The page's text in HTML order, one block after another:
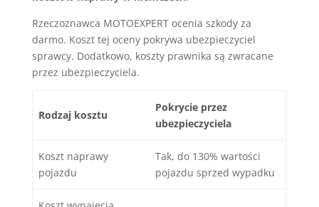
Rzeczoznawca MOTOEXPERT ocenia szkody za
darmo. Koszt tej oceny pokrywa ubezpieczyciel
sprawcy. Dodatkowo, koszty prawnika są zwracane
przez ubezpieczyciela.
Rodzaj kosztu
Pokrycie przez
ubezpieczyciela
Koszt naprawy
pojazdu
Tak, do 130% wartości
pojazdu sprzed wypadku